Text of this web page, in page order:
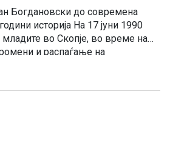
Богдановски до современа
историја На 17 јуни 1990
во Скопје, во време на
и распаѓање на
во тогашна Југославија, беше
партија за македонско